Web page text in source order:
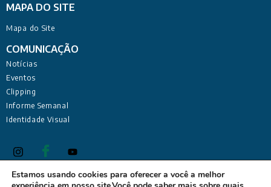
MAPA DO SITE
Mapa do Site
COMUNICAÇÃO
Notícias
Eventos
Clipping
Informe Semanal
Identidade Visual
Estamos usando cookies para oferecer a você a melhor